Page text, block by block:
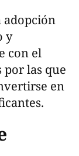
adopción
y
con el
por las que
en